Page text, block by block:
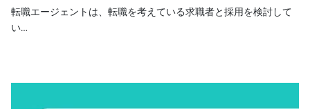
転職エージェントは、転職を考えている求職者と採用を検討して
い…